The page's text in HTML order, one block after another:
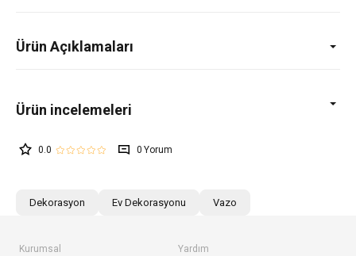
Ürün Açıklamaları
0.0 0
Dekorasyon Ev Dekorasyonu Vazo
Kurumsal Yardım